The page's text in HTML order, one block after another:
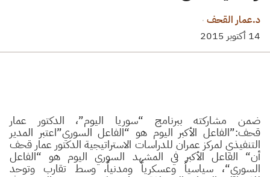
د.عمار القحف ·
14 أكتوبر 2015
ضمن مشاركته ببرنامج “سوريا اليوم”، الدكتور عمار
قحف:”الفاعل الأكبر اليوم هو “الفاعل السوري”اعتبر المدير
التنفيذي لمركز عمران للدراسات الاستراتيجية الدكتور عمار قحف
أن“ الفاعل الأكبر في المشهد السوري اليوم هو “الفاعل
السوري“، سياسياً وعسكرياً ومدنياً، وسط تقارب وتوحد